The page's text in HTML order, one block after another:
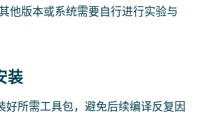
他版本或系统需要自行进行实验与
装
好所需工具包，避免后续编译反复因